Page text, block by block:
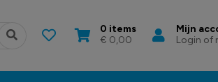
0 items
€ 0,00
Mijn
Login of